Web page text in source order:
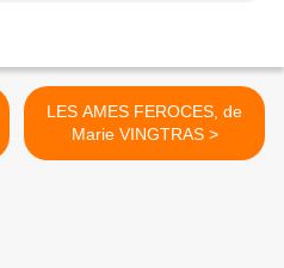
LES AMES FEROCES, de
Marie VINGTRAS >